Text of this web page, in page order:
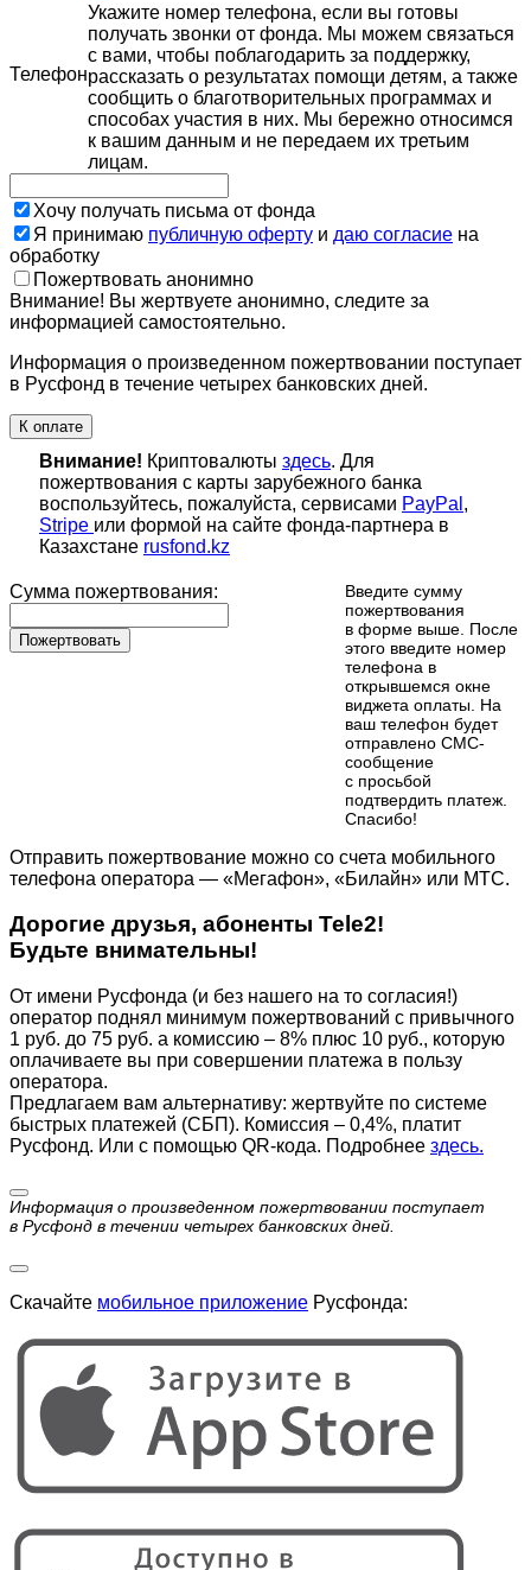
Телефон
Укажите номер телефона, если вы готовы
получать звонки от фонда. Мы можем связаться
с вами, чтобы поблагодарить за поддержку,
рассказать о результатах помощи детям, а также
сообщить о благотворительных программах и
способах участия в них. Мы бережно относимся
к вашим данным и не передаем их третьим
лицам.
Хочу получать письма от фонда
Я принимаю публичную оферту и даю согласие на
обработку
Пожертвовать анонимно
Внимание! Вы жертвуете анонимно, следите за
информацией самостоятельно.
Информация о произведенном пожертвовании поступает
в Русфонд в течение четырех банковских дней.
К оплате
Внимание! Криптовалюты здесь. Для
пожертвования с карты зарубежного банка
воспользуйтесь, пожалуйста, сервисами PayPal ,
Stripe или формой на сайте фонда-партнера в
Казахстане rusfond.kz
Сумма пожертвования:
Пожертвовать
Введите сумму
пожертвования
в форме выше. После
этого введите номер
телефона в
открывшемся окне
виджета оплаты. На
ваш телефон будет
отправлено СМС-
сообщение
с просьбой
подтвердить платеж.
Cпасибо!
Отправить пожертвование можно со счета мобильного
телефона оператора — «Мегафон», «Билайн» или МТС.
Дорогие друзья, абоненты Tele2!
Будьте внимательны!
От имени Русфонда (и без нашего на то согласия!)
оператор поднял минимум пожертвований с привычного
1 руб. до 75 руб. а комиссию – 8% плюс 10 руб., которую
оплачиваете вы при совершении платежа в пользу
оператора.
Предлагаем вам альтернативу: жертвуйте по cистеме
быстрых платежей (СБП). Комиссия – 0,4%, платит
Русфонд. Или с помощью QR-кода. Подробнее здесь.
Информация о произведенном пожертвовании поступает
в Русфонд в течении четырех банковских дней.
Скачайте мобильное приложение Русфонда: